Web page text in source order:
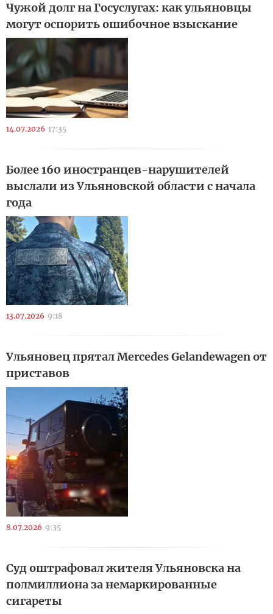
Чужой долг на Госуслугах: как ульяновцы
могут оспорить ошибочное взыскание
14.07.2026 17:35
Более 160 иностранцев-нарушителей
выслали из Ульяновской области с начала
года
13.07.2026 9:18
Ульяновец прятал Mercedes Gelandewagen от
приставов
8.07.2026 9:35
Суд оштрафовал жителя Ульяновска на
полмиллиона за немаркированные
сигареты